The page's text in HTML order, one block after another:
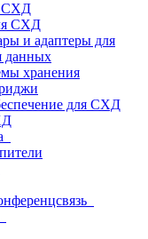
СХД
СХД
и адаптеры для
данных
хранения
для СХД